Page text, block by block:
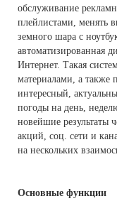
обслуживание
плейлистами, менять
земного шара с
автоматизированная
Интернет. Такая
материалами, а также
интересный,
погоды на день,
новейшие результаты
акций, соц. сети и
на нескольких
Основные функции